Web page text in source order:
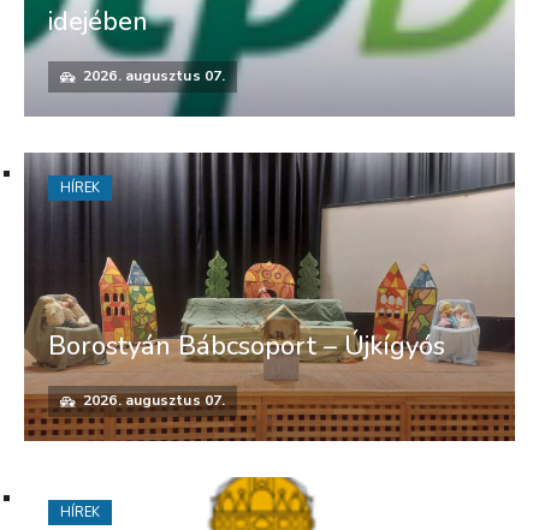
idejében
2026. augusztus 07.
Borostyán Bábcsoport – Újkígyós
2026. augusztus 07.
HÍREK
HÍREK